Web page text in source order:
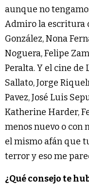
aunque no
Admiro la escritura
González, Nona
Noguera, Felipe
Peralta. Y el cine de
Sallato, Jorge
Pavez, José Luis
Katherine Harder,
menos nuevo o con
el mismo afán que
terror y eso me
¿Qué consejo te